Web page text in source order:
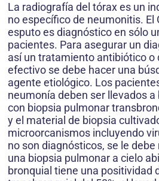
La radiografía del tórax es un
no específico de neumonitis. El
esputo es diagnóstico en sólo
pacientes. Para asegurar un
así un tratamiento antibiótico
efectivo se debe hacer una
agente etiológico. Los
neumonía deben ser llevados
con biopsia pulmonar
y el material de biopsia
microorcanismos incluyendo
no son diagnósticos, se le
una biopsia pulmonar a cielo
bronquial tiene una positividad